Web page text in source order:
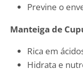
Previne o
Manteiga de
Rica em
Hidrata e